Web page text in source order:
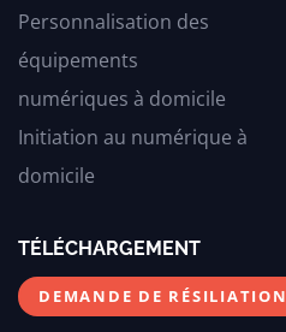
Personnalisation des
équipements
numériques à domicile
Initiation au numérique à
domicile
TÉLÉCHARGEMENT
DEMANDE DE RÉSILIATION